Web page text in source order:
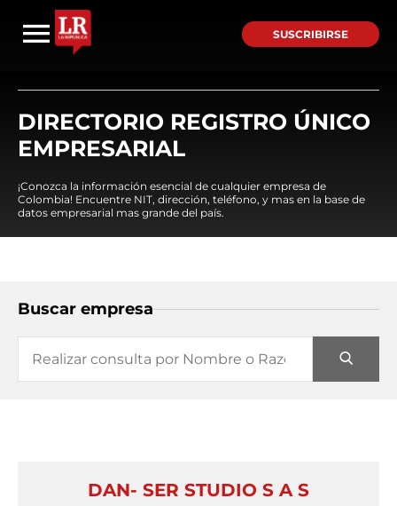
SUSCRIBIRSE
DIRECTORIO REGISTRO ÚNICO
EMPRESARIAL
¡Conozca la información esencial de cualquier empresa de
Colombia! Encuentre NIT, dirección, teléfono, y mas en la base de
datos empresarial mas grande del país.
Buscar empresa
DAN- SER STUDIO S A S